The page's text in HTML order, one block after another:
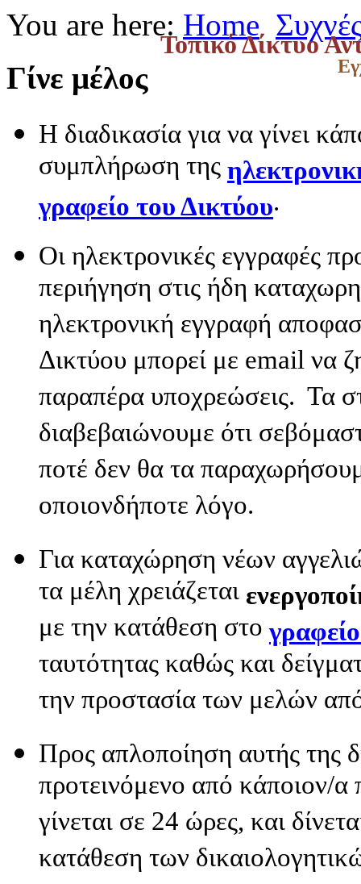
Τοπικό Δίκτυο
You are here: Home
Γίνε μέλος
Η διαδικασία για να γίνει
συμπλήρωση της
γραφείο του Δικτύου.
Οι ηλεκτρονικές εγγραφές
περιήγηση στις ήδη
ηλεκτρονική εγγραφή
Δικτύου μπορεί με email να
παραπέρα υποχρεώσεις. Τα
διαβεβαιώνουμε ότι
ποτέ δεν θα τα
οποιονδήποτε λόγο.
Για καταχώρηση νέων
τα μέλη χρειάζεται
με την κατάθεση στο
ταυτότητας καθώς και
την προστασία των μελών
Προς απλοποίηση αυτής της
προτεινόμενο από κάποιον/α
γίνεται σε 24 ώρες, και
κατάθεση των